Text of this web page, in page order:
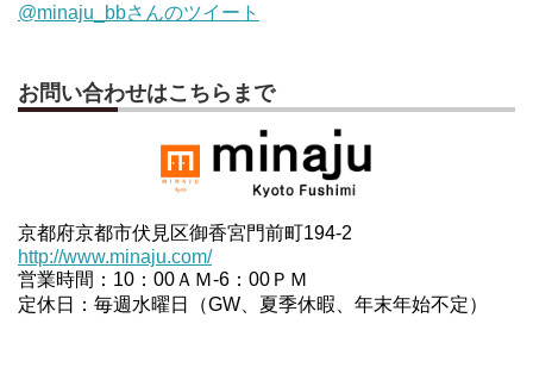
@minaju_bbさんのツイート
お問い合わせはこちらまで
京都府京都市伏見区御香宮門前町194-2
http://www.minaju.com/
営業時間：10：00ＡＭ-6：00ＰＭ
定休日：毎週水曜日（GW、夏季休暇、年末年始不定）